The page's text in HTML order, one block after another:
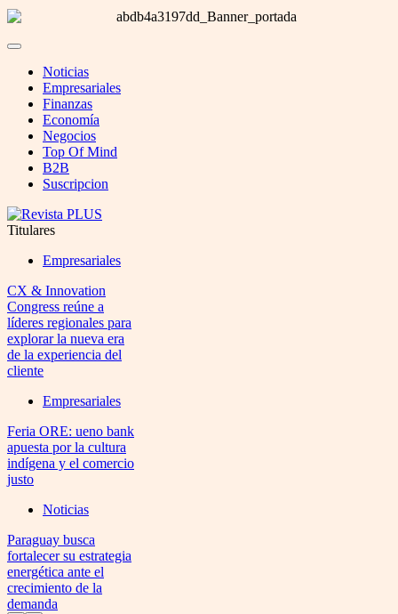
Noticias
Empresariales
Finanzas
Economía
Negocios
Top Of Mind
B2B
Suscripcion
Titulares
Empresariales
CX & Innovation
Congress reúne a
líderes regionales para
explorar la nueva era
de la experiencia del
cliente
Empresariales
Feria ORE: ueno bank
apuesta por la cultura
indígena y el comercio
justo
Noticias
Paraguay busca
fortalecer su estrategia
energética ante el
crecimiento de la
demanda